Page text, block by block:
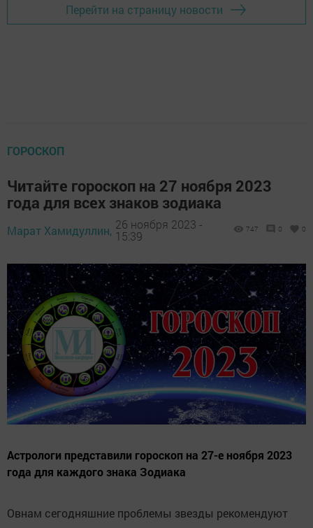
Перейти на страницу новости
ГОРОСКОП
Читайте гороскоп на 27 ноября 2023
года для всех знаков зодиака
Марат Хамидуллин, 26 ноября 2023 -
15:39
747 0 0
Астрологи представили гороскоп на 27-е ноября 2023
года для каждого знака Зодиака
Овнам сегодняшние проблемы звезды рекомендуют